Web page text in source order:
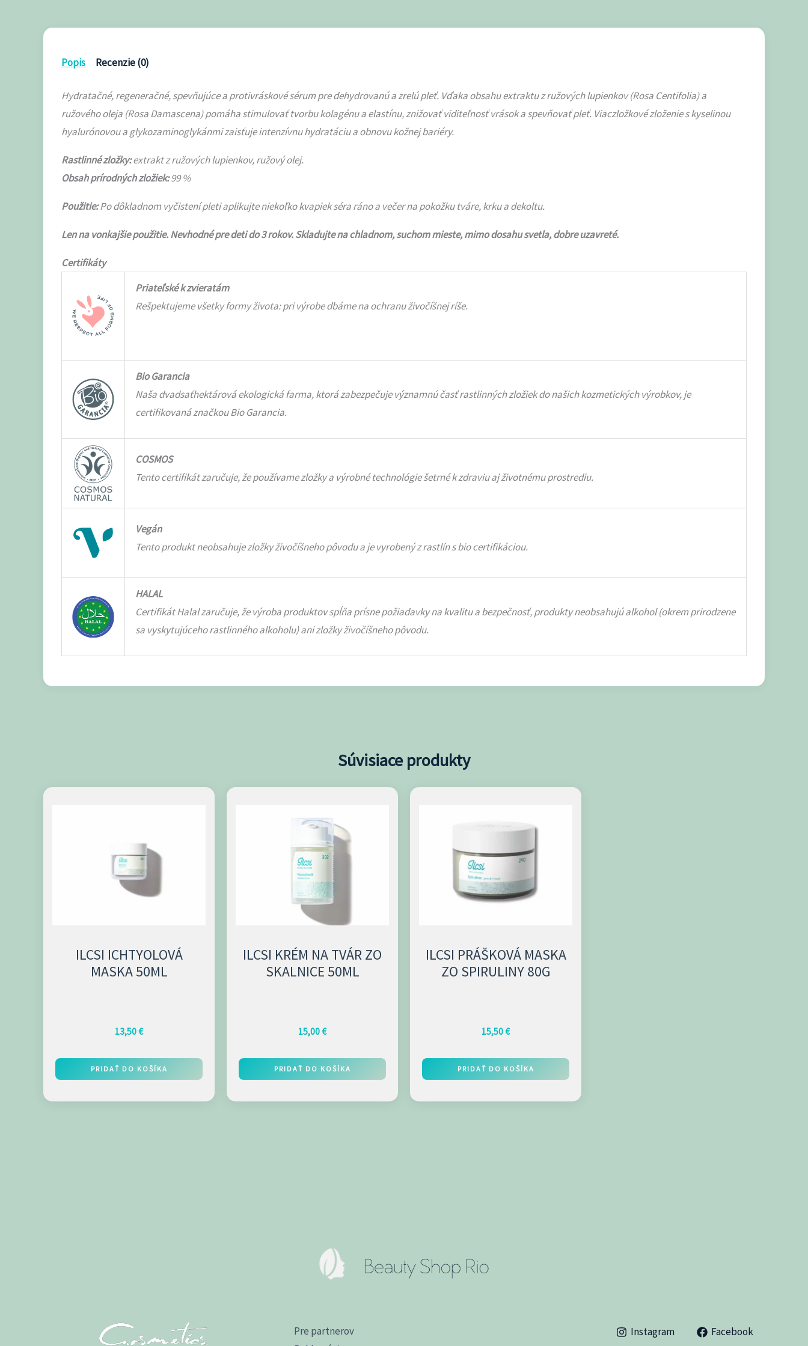
Popis Recenzie (0)
Hydratačné, regeneračné, spevňujúce a protivráskové sérum pre dehydrovanú a zrelú pleť. Vďaka obsahu extraktu z ružových lupienkov (Rosa Centifolia) a
ružového oleja (Rosa Damascena) pomáha stimulovať tvorbu kolagénu a elastínu, znižovať viditeľnosť vrások a spevňovať pleť. Viaczložkové zloženie s kyselinou
hyalurónovou a glykozaminoglykánmi zaisťuje intenzívnu hydratáciu a obnovu kožnej bariéry.
Rastlinné zložky:extrakt z ružových lupienkov, ružový olej.
Obsah prírodných zložiek:99 %
Použitie:Po dôkladnom vyčistení pleti aplikujte niekoľko kvapiek séra ráno a večer na pokožku tváre, krku a dekoltu.
Len na vonkajšie použitie. Nevhodné pre deti do 3 rokov. Skladujte na chladnom, suchom mieste, mimo dosahu svetla, dobre uzavreté.
Certifikáty
Priateľské k zvieratám
Rešpektujeme všetky formy života: pri výrobe dbáme na ochranu živočíšnej ríše.
Bio Garancia
Naša dvadsaťhektárová ekologická farma, ktorá zabezpečuje významnú časť rastlinných zložiek do našich kozmetických výrobkov, je
certifikovaná značkou Bio Garancia.
COSMOS
Tento certifikát zaručuje, že používame zložky a výrobné technológie šetrné k zdraviu aj životnému prostrediu.
Vegán
Tento produkt neobsahuje zložky živočíšneho pôvodu a je vyrobený z rastlín s bio certifikáciou.
HALAL
Certifikát Halal zaručuje, že výroba produktov spĺňa prísne požiadavky na kvalitu a bezpečnosť, produkty neobsahujú alkohol (okrem prirodzene
sa vyskytujúceho rastlinného alkoholu) ani zložky živočíšneho pôvodu.
Súvisiace produkty
ILCSI ICHTYOLOVÁ
MASKA 50ML
13,50€
PRIDAŤ DO KOŠÍKA
ILCSI KRÉM NA TVÁR ZO
SKALNICE 50ML
15,00€
PRIDAŤ DO KOŠÍKA
ILCSI PRÁŠKOVÁ MASKA
ZO SPIRULINY 80G
15,50€
PRIDAŤ DO KOŠÍKA
Pre partnerov
Instagram Facebook